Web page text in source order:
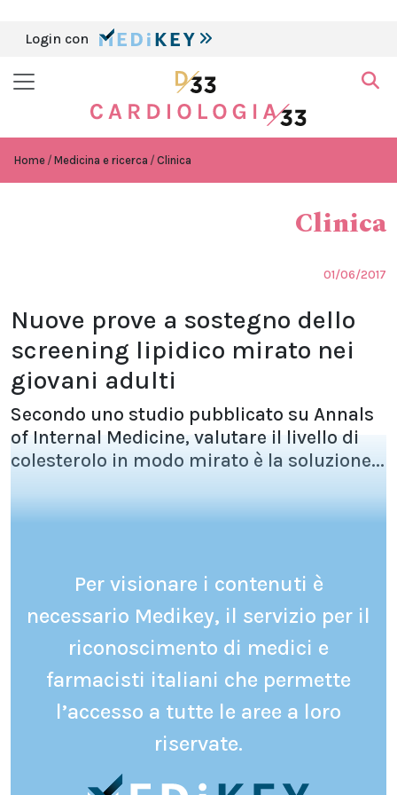
Login con
Home Medicina e ricerca Clinica
Clinica
01/06/2017
Nuove prove a sostegno dello
screening lipidico mirato nei
giovani adulti
Secondo uno studio pubblicato su Annals
of Internal Medicine, valutare il livello di
colesterolo in modo mirato è la soluzione...
Per visionare i contenuti è
necessario Medikey, il servizio per il
riconoscimento di medici e
farmacisti italiani che permette
l’accesso a tutte le aree a loro
riservate.